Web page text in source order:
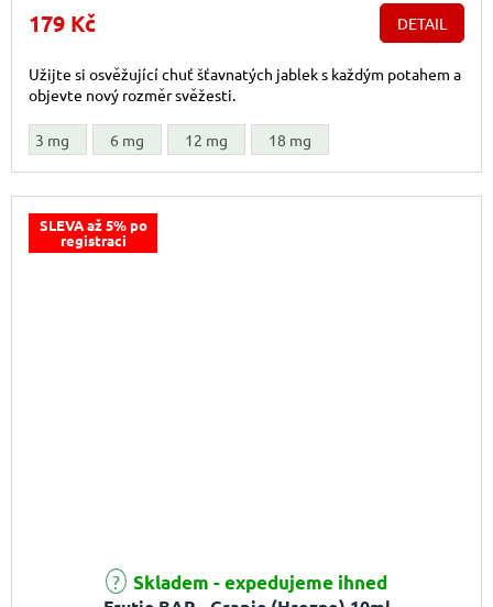
179 Kč DETAIL
Užijte si osvěžující chuť šťavnatých jablek s každým potahem a
objevte nový rozměr svěžesti.
3 mg 6 mg 12 mg 18 mg
SLEVA až 5% po
registraci
Skladem - expedujeme ihned